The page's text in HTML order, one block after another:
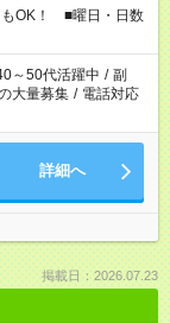
OK！ ■曜日・日数
～50代活躍中 / 副
大量募集 / 電話対応
詳細へ
掲載日：2026.07.23